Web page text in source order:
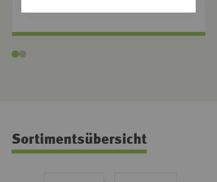
Sortimentsübersicht